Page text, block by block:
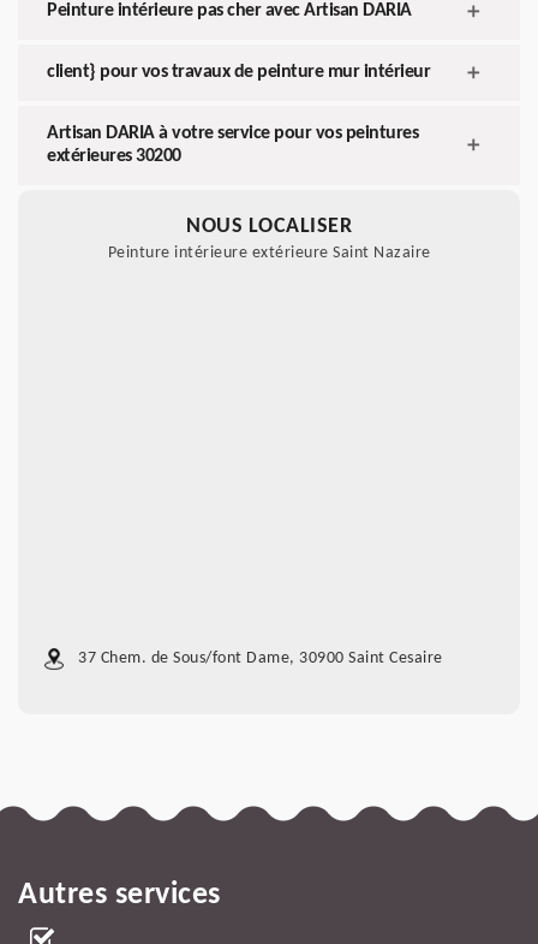
Peinture intérieure pas cher avec Artisan DARIA
client} pour vos travaux de peinture mur intérieur
Artisan DARIA à votre service pour vos peintures
extérieures 30200
NOUS LOCALISER
Peinture intérieure extérieure Saint Nazaire
37 Chem. de Sous/font Dame, 30900 Saint Cesaire
Autres services